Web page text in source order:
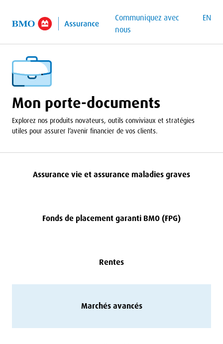
Communiquez avec
nous
EN
Mon porte-documents
Explorez nos produits novateurs, outils conviviaux et stratégies
utiles pour assurer l’avenir financier de vos clients.
Assurance vie et assurance maladies graves
Fonds de placement garanti BMO(FPG)
Rentes
Marchés avancés